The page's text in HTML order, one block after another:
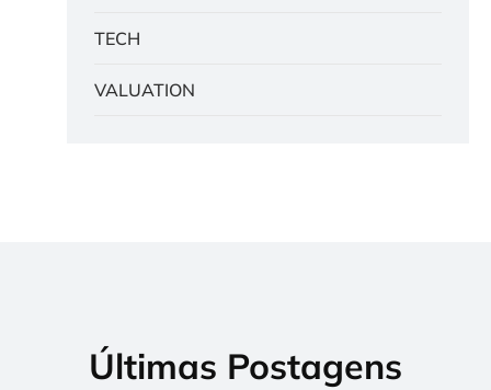
TECH
VALUATION
Últimas Postagens